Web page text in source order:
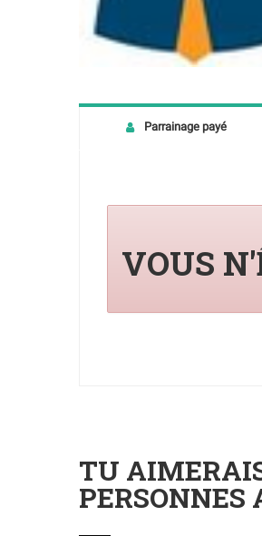
Parrainage payé
VOUS
TU
PERSONNES